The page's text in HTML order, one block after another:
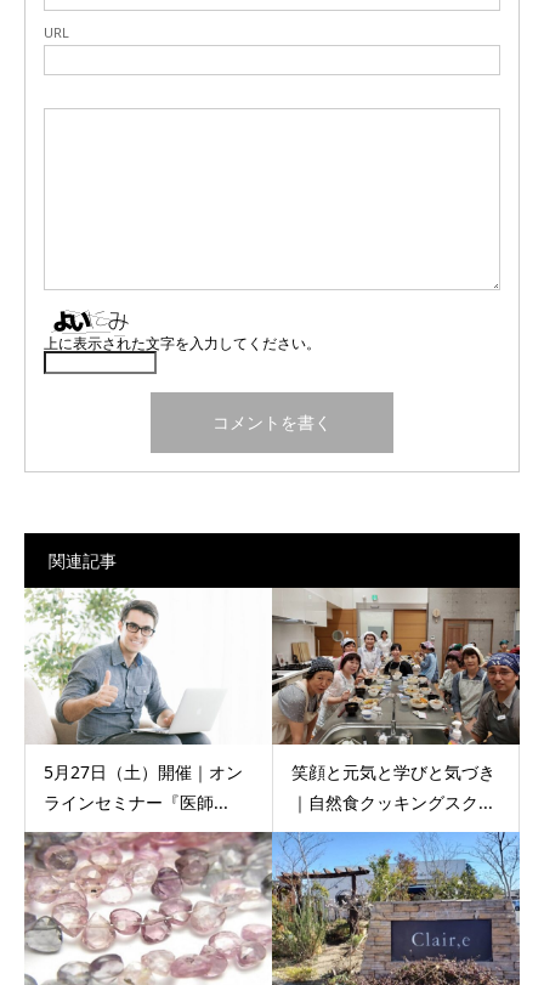
URL
上に表示された文字を入力してください。
関連記事
5月27日（土）開催｜オン
ラインセミナー『医師...
笑顔と元気と学びと気づき
｜自然食クッキングスク...